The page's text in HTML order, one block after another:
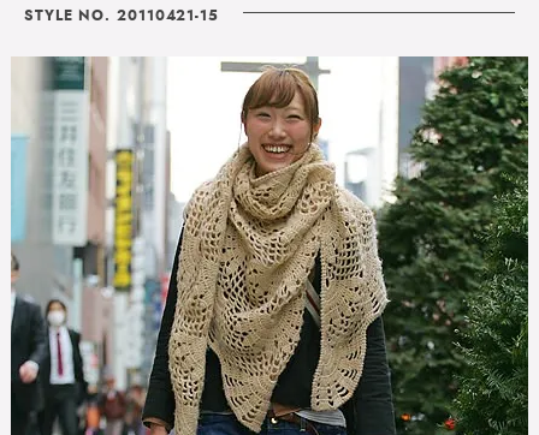
STYLE NO. 20110421-15